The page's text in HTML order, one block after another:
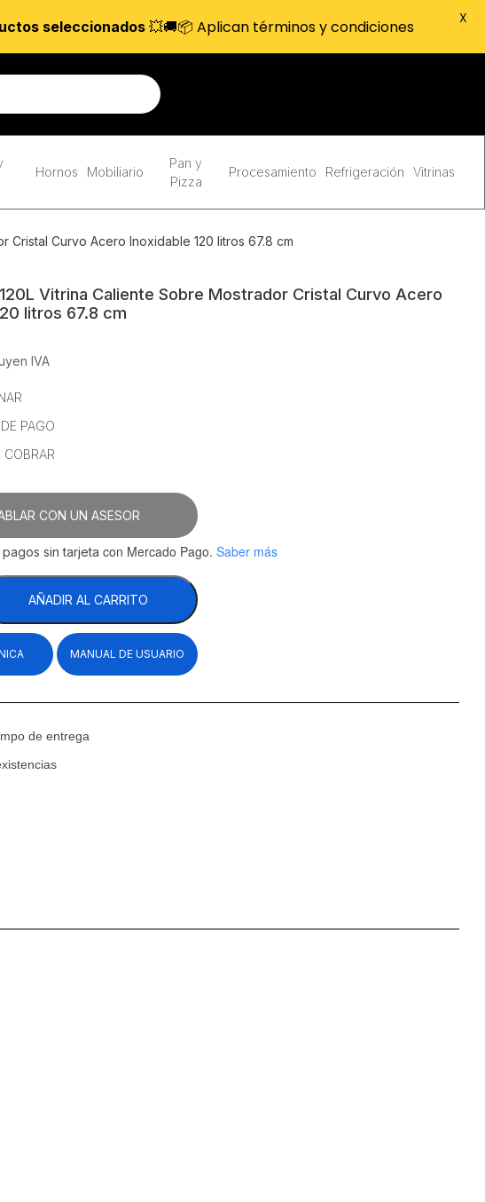
Hornos Mobiliario
Pan y
Pizza
Procesamiento Refrigeración Vitrinas
Cristal Curvo Acero Inoxidable 120 litros 67.8 cm
Vitrina Caliente Sobre Mostrador Cristal Curvo Acero
litros 67.8 cm
IVA
PAGO
CON UN ASESOR
pagos sin tarjeta con Mercado Pago. Saber más
AÑADIR AL CARRITO
MANUAL DE USUARIO
de entrega
seleccionados💥🚚📦 Aplican términos y condiciones X